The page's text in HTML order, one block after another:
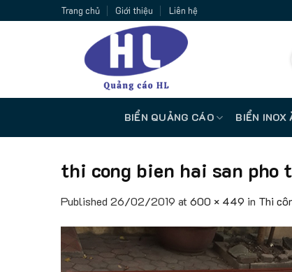
to
Trang chủ Giới thiệu Liên hệ
BIỂN QUẢNG CÁO BIỂN INOX
thi cong bien hai san pho
Published 26/02/2019 at600 × 449 in Thi